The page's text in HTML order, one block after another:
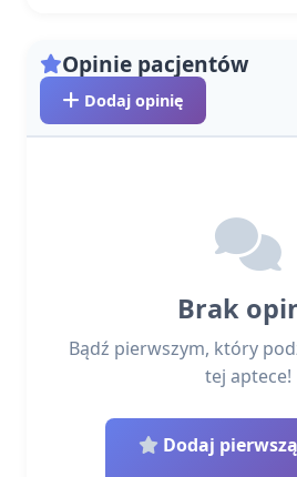
Opinie pacjentów
Dodaj opinię
Brak
Bądź pierwszym, który
tej aptece!
Dodaj